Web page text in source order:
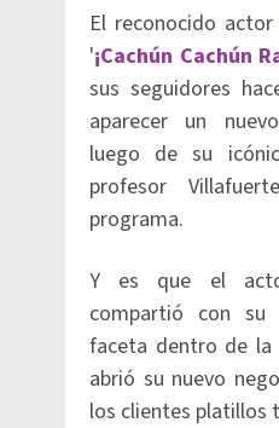
El reconocido actor
'¡Cachún Cachún
sus seguidores
aparecer un
luego de su
profesor
programa.
Y es que el
compartió con su
faceta dentro de la
abrió su nuevo
los clientes platillos